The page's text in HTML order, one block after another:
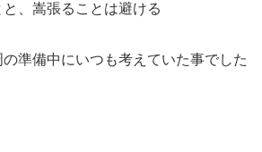
、嵩張ることは避ける
準備中にいつも考えていた事でした